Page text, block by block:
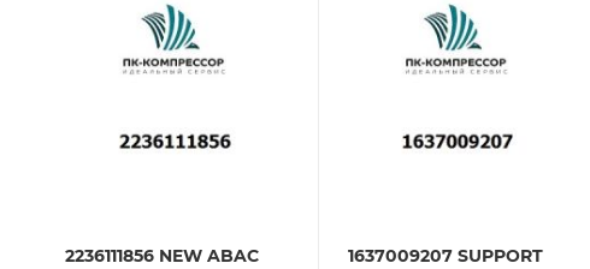
2236111856 NEW ABAC
1637009207 SUPPORT